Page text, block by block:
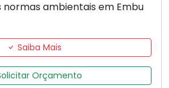
normas ambientais em Embu
Saiba Mais
Orçamento